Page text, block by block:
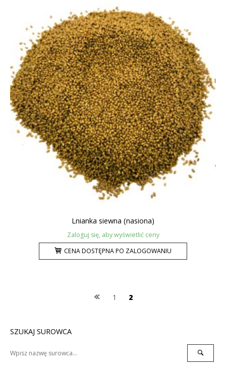
Lnianka siewna (nasiona)
Zaloguj się, aby wyświetlić ceny
CENA DOSTĘPNA PO ZALOGOWANIU
1 2
SZUKAJ SUROWCA
Search